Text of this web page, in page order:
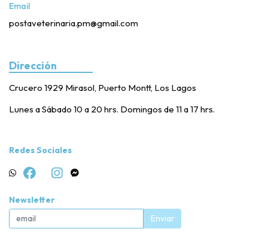
Email
postaveterinaria.pm@gmail.com
Dirección
Crucero 1929 Mirasol, Puerto Montt, Los Lagos
Lunes a Sábado 10 a 20 hrs. Domingos de 11 a 17 hrs.
Redes Sociales
Newsletter
Enviar